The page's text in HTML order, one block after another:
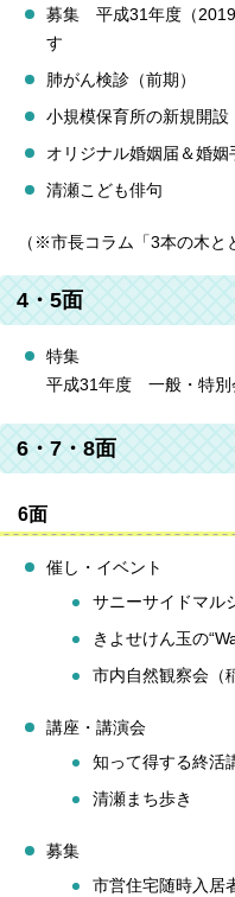
募集 平成31年度（2019
す
肺がん検診（前期）
小規模保育所の新規開設
オリジナル婚姻届＆婚
清瀬こども俳句
（※市長コラム「3本の木と
4・5面
特集
平成31年度 一般・特別
6・7・8面
6面
催し・イベント
サニーサイドマル
きよせけん玉の
市内自然観察会（
講座・講演会
知って得する終活
清瀬まち歩き
募集
市営住宅随時入居